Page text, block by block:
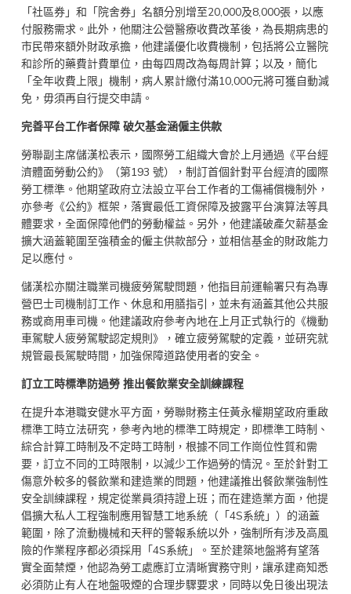
「社區券」和「院舍券」名額分別增至20,000及8,000張，以應
付服務需求。此外，他關注公營醫療收費改革後，為長期病患的
市民帶來額外財政承擔，他建議優化收費機制，包括將公立醫院
和診所的藥費計費單位，由每四周改為每周計算；以及，簡化
「全年收費上限」機制，病人累計繳付滿10,000元將可獲自動減
免，毋須再自行提交申請。
完善平台工作者保障 破欠基金涵僱主供款
勞聯副主席儲漢松表示，國際勞工組織大會於上月通過《平台經
濟體面勞動公約》（第193 號），制訂首個針對平台經濟的國際
勞工標準。他期望政府立法設立平台工作者的工傷補償機制外，
亦參考《公約》框架，落實最低工資保障及披露平台演算法等具
體要求，全面保障他們的勞動權益。另外，他建議破產欠薪基金
擴大涵蓋範圍至強積金的僱主供款部分，並相信基金的財政能力
足以應付。
儲漢松亦關注職業司機疲勞駕駛問題，他指目前運輸署只有為專
營巴士司機制訂工作、休息和用膳指引，並未有涵蓋其他公共服
務或商用車司機。他建議政府參考內地在上月正式執行的《機動
車駕駛人疲勞駕駛認定規則》，確立疲勞駕駛的定義，並研究就
規管最長駕駛時間，加強保障道路使用者的安全。
訂立工時標準防過勞 推出餐飲業安全訓練課程
在提升本港職安健水平方面，勞聯財務主任黃永權期望政府重啟
標準工時立法研究，參考內地的標準工時規定，即標準工時制、
綜合計算工時制及不定時工時制，根據不同工作崗位性質和需
要，訂立不同的工時限制，以減少工作過勞的情況。至於針對工
傷意外較多的餐飲業和建造業的問題，他建議推出餐飲業強制性
安全訓練課程，規定從業員須持證上班；而在建造業方面，他提
倡擴大私人工程強制應用智慧工地系統（「4S系統」）的涵蓋
範圍，除了流動機械和天秤的警報系統以外，強制所有涉及高風
險的作業程序都必須採用「4S系統」。至於建築地盤將有望落
實全面禁煙，他認為勞工處應訂立清晰實務守則，讓承建商知悉
必須防止有人在地盤吸煙的合理步驟要求，同時以免日後出現法